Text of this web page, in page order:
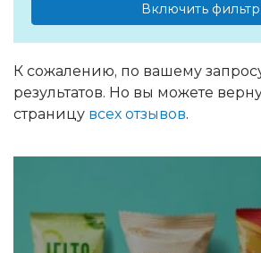
Включить фильтр
К сожалению, по вашему
результатов. Но вы можете
страницу всех отзывов.